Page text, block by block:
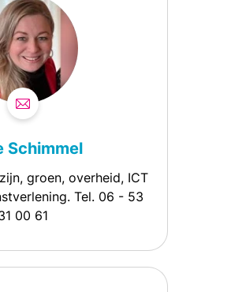
Schimmel
groen, overheid, ICT
Tel. 06 - 53
00 61